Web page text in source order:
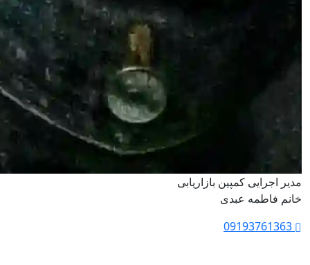
مدیر اجرایی کمپین بازاریابی
خانم فاطمه عبدی